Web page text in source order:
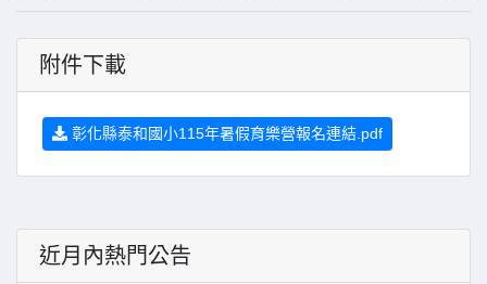
附件下載
彰化縣泰和國小115年暑假育樂營報名連結.pdf
近月內熱門公告